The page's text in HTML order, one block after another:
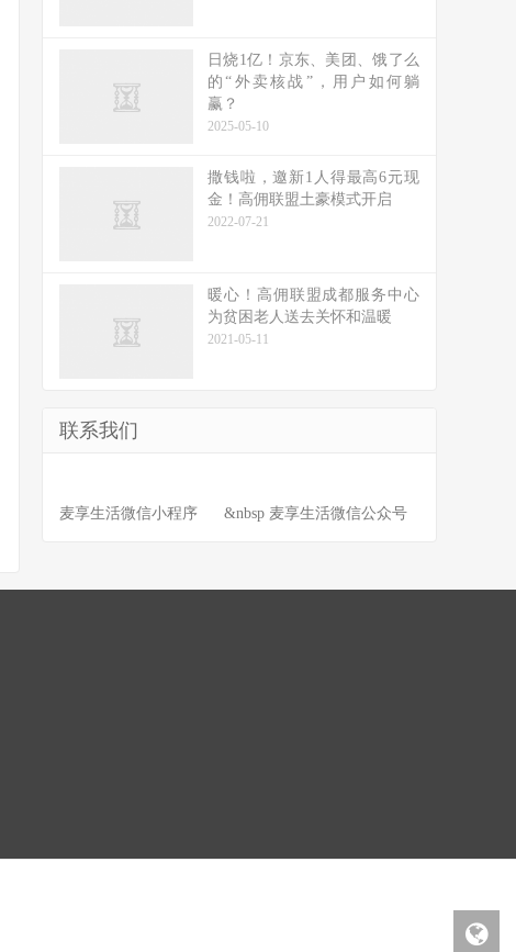
日烧1亿！京东、美团、饿了么
的“外卖核战”，用户如何躺
赢？
2025-05-10
撒钱啦，邀新1人得最高6元现
金！高佣联盟土豪模式开启
2022-07-21
暖心！高佣联盟成都服务中心
为贫困老人送去关怀和温暖
2021-05-11
联系我们
麦享生活微信小程序 &nbsp 麦享生活微信公众号